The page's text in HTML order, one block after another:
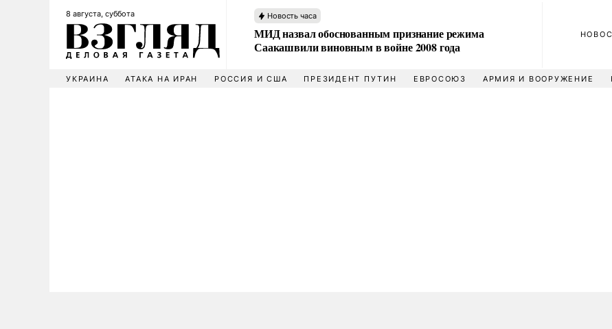
8 августа, суббота Новость часа
МИД назвал обоснованным признание режима
Саакашвили виновным в войне 2008 года
УКРАИНА АТАКА НА ИРАН РОССИЯ И США ПРЕЗИДЕНТ ПУТИН ЕВРОСОЮЗ АРМИЯ И ВООРУЖЕНИЕ